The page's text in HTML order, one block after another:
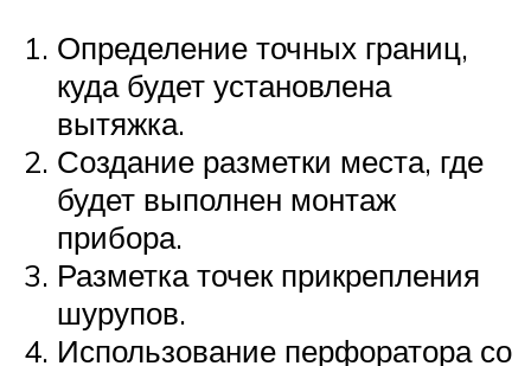
Определение точных границ,
куда будет установлена
вытяжка.
Создание разметки места, где
будет выполнен монтаж
прибора.
Разметка точек прикрепления
шурупов.
Использование перфоратора со